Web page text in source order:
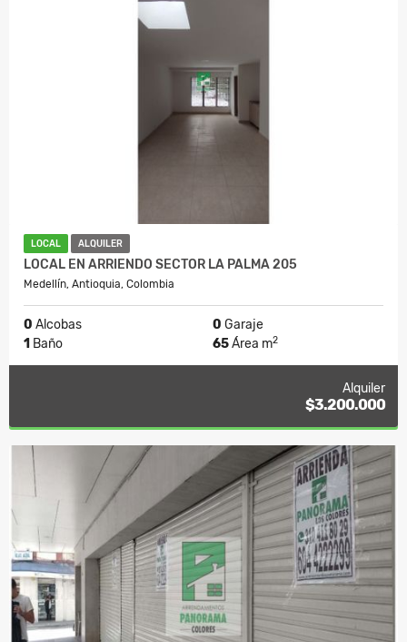
LOCAL ALQUILER
LOCAL EN ARRIENDO SECTOR LA PALMA 205
Medellín, Antioquia, Colombia
0 Alcobas 0 Garaje
1 Baño 65Área m2
Alquiler
$3.200.000